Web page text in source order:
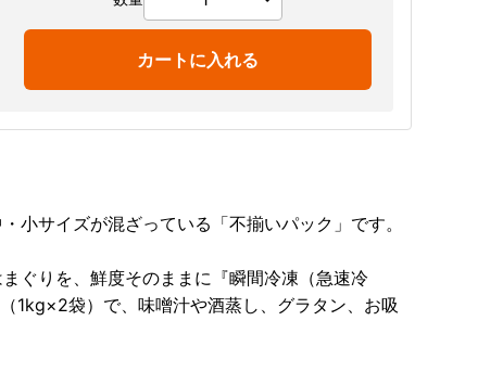
カートに入れる
小サイズが混ざっている「不揃いパック」です。
ぐりを、鮮度そのままに『瞬間冷凍（急速冷
1kg×2袋）で、味噌汁や酒蒸し、グラタン、お吸